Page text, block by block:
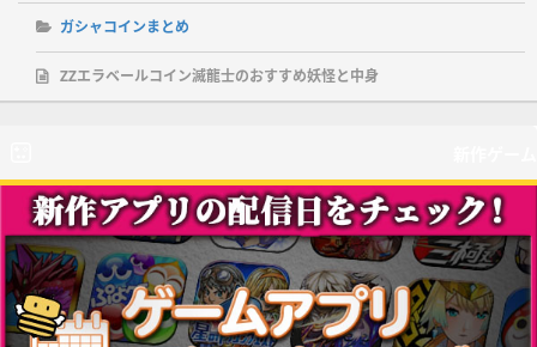
ガシャコインまとめ
ZZエラベールコイン滅龍士のおすすめ妖怪と中身